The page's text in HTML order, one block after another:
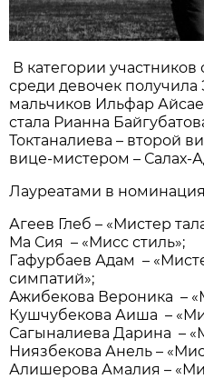
В категории участников
среди девочек
мальчиков Ильфар
стала Рианна
Токтаналиева – второй
вице-мистером – Салах-
Лауреатами в
Агеев Глеб – «Мистер
Ма Сия – «Мисс стиль»;
Гафурбаев Адам –
симпатий»;
Ажибекова Вероника –
Кушчубекова Аиша –
Сагыналиева Дарина –
Ниязбекова Анель –
Алишерова Амалия –